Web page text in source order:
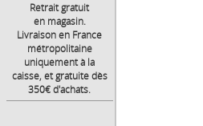
Retrait gratuit
en magasin.
Livraison en France
métropolitaine
uniquement à la
caisse, et gratuite dès
350€ d'achats.